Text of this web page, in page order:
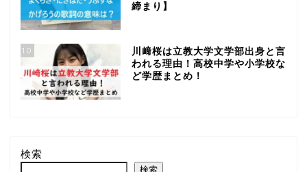
締まり】
10
川﨑桜は立教大学文学部出身と言
われる理由！高校中学や小学校な
ど学歴まとめ！
検索
検索